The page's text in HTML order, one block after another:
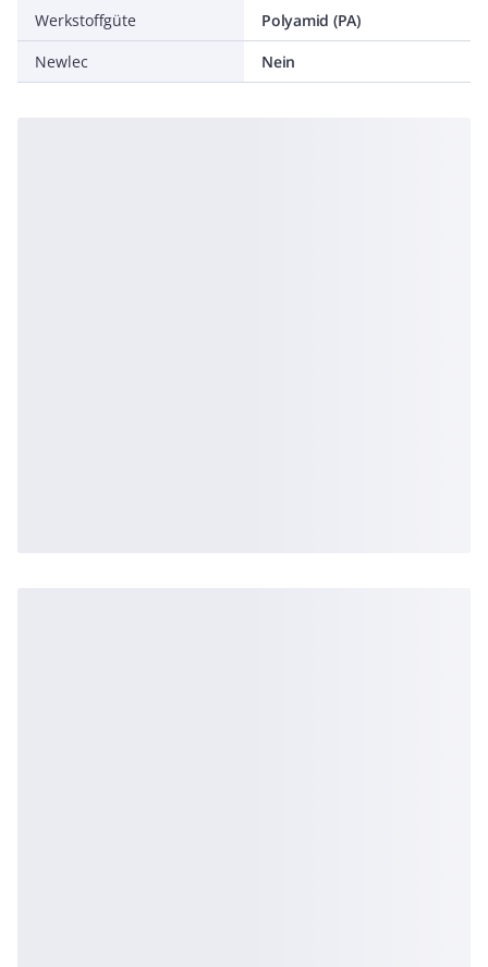
Werkstoffgüte
Polyamid (PA)
Newlec
Nein